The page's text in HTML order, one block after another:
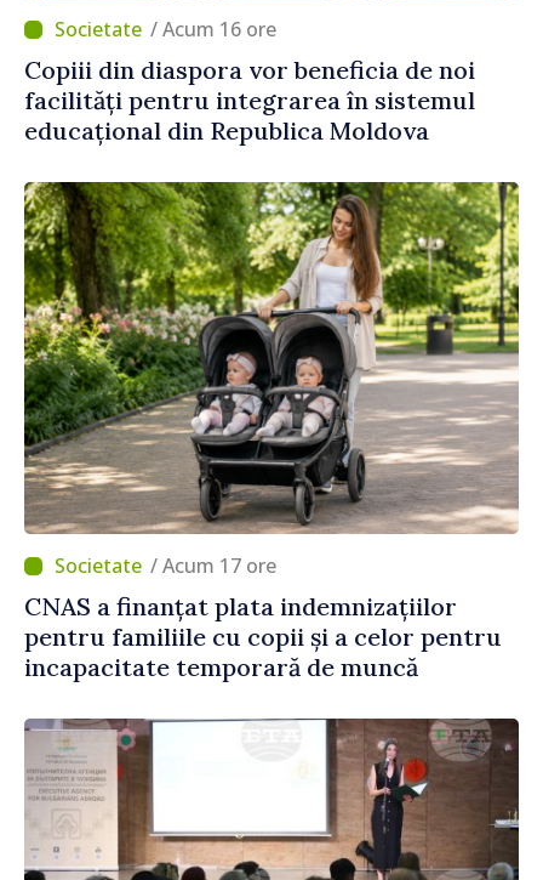
/ Acum 16 ore
Copiii din diaspora vor beneficia de noi
facilități pentru integrarea în sistemul
educațional din Republica Moldova
/ Acum 17 ore
CNAS a finanțat plata indemnizațiilor
pentru familiile cu copii și a celor pentru
incapacitate temporară de muncă